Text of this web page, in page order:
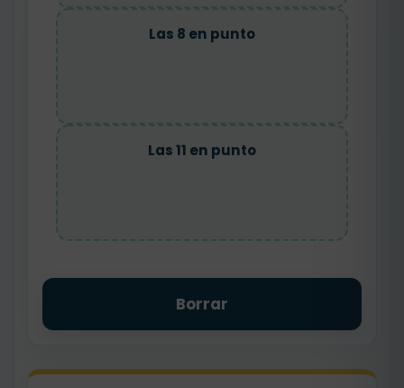
Las 8 en punto
Las 11 en punto
Borrar